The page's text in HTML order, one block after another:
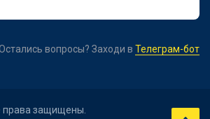
вопросы? Заходи в Телеграм-бот
права защищены.